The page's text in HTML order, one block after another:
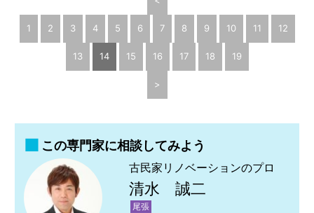
1 2 3 4 5 6 7 8 9 10 11 12
13 14 15 16 17 18 19
>
この専門家に相談してみよう
古民家リノベーションのプロ
清水 誠二
尾張